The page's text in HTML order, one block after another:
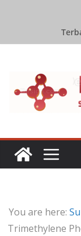
You are here:
Trimethylene